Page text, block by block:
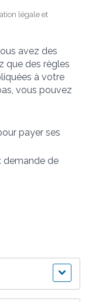
légale et
avez des
que des règles
à votre
vous pouvez
payer ses
demande de